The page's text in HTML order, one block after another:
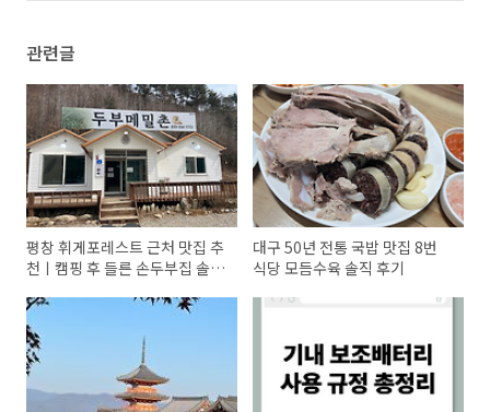
관련글
평창 휘게포레스트 근처 맛집 추
천ㅣ캠핑 후 들른 손두부집 솔직
대구 50년 전통 국밥 맛집 8번
식당 모듬수육 솔직 후기